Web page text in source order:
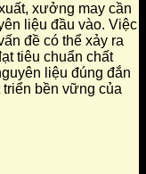
xưởng may cần
liệu đầu vào. Việc
đề có thể xảy ra
tiêu chuẩn chất
liệu đúng đắn
bền vững của